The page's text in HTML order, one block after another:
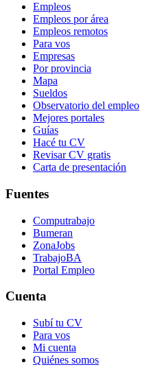
Empleos
Empleos por área
Empleos remotos
Para vos
Empresas
Por provincia
Mapa
Sueldos
Observatorio del empleo
Mejores portales
Guías
Hacé tu CV
Revisar CV gratis
Carta de presentación
Fuentes
Computrabajo
Bumeran
ZonaJobs
TrabajoBA
Portal Empleo
Cuenta
Subí tu CV
Para vos
Mi cuenta
Quiénes somos